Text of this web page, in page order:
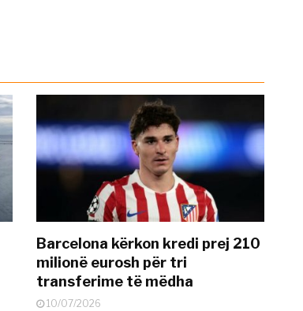
Barcelona kërkon kredi prej 210
milionë eurosh për tri
transferime të mëdha
10/07/2026